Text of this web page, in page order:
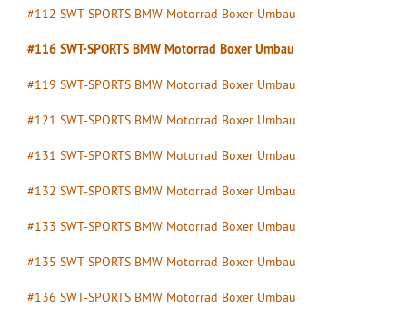
#112 SWT-SPORTS BMW Motorrad Boxer Umbau
#116 SWT-SPORTS BMW Motorrad Boxer Umbau
#119 SWT-SPORTS BMW Motorrad Boxer Umbau
#121 SWT-SPORTS BMW Motorrad Boxer Umbau
#131 SWT-SPORTS BMW Motorrad Boxer Umbau
#132 SWT-SPORTS BMW Motorrad Boxer Umbau
#133 SWT-SPORTS BMW Motorrad Boxer Umbau
#135 SWT-SPORTS BMW Motorrad Boxer Umbau
#136 SWT-SPORTS BMW Motorrad Boxer Umbau